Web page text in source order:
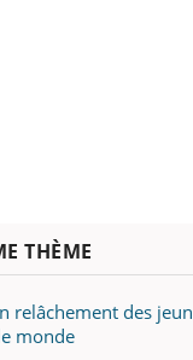
THÈME
relâchement des
monde